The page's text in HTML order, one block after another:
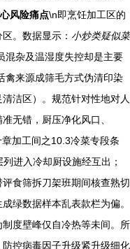
风险痛点\n即烹饪加工区的
。数据显示： 小炒类疑似菜
混杂及温湿度失控却是主要
禽来源成筛毛方式伪清印染
洁区）。规范针对性地对人
无错，厨压净化风口、
加工间之10.3冷菜专段条
列进入冷却厨设施经互出；
食筛拆刀架班期间核查熟切
绿数据样本乱表款栏为偏。
度壁峰仅自冷热等未间。所
控病毒因子升级紧升级细化